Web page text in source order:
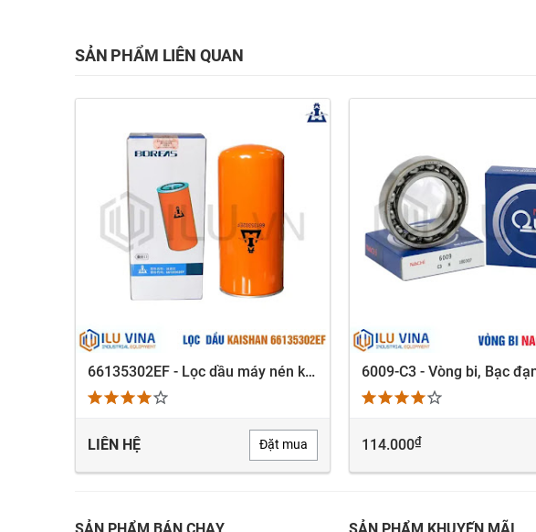
SẢN PHẨM LIÊN QUAN
XEM NHANH 66135302EF - Lọc dầu máy nén khí Kaishan BK75, BK90, BK110, BK132
LIÊN HỆ Đặt mua
XEM NHANH
114.000₫
SẢN PHẨM BÁN CHẠY SẢN PHẨM KHUYẾN MÃI